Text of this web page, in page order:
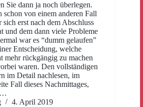
Sie dann ja noch überlegen.
schon von einem anderen Fall
sich erst nach dem Abschluss
und dem dann viele Probleme
war es “dumm gelaufen”
Entscheidung, welche
mehr rückgängig zu machen
waren. Den vollständigen
im Detail nachlesen, im
Fall dieses Nachmittages,
4. April 2019